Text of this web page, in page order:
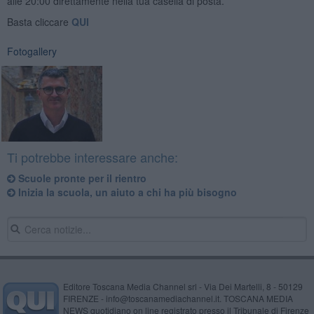
Basta cliccare QUI
Fotogallery
Ti potrebbe interessare anche:
Scuole pronte per il rientro
Inizia la scuola, un aiuto a chi ha più bisogno
Editore Toscana Media Channel srl - Via Dei Martelli, 8 - 50129
FIRENZE - info@toscanamediachannel.it. TOSCANA MEDIA
NEWS quotidiano on line registrato presso il Tribunale di Firenze